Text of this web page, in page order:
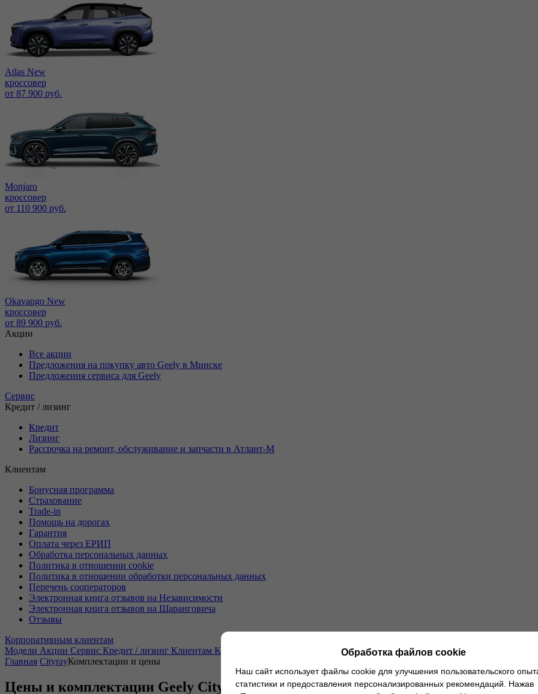
Atlas New
кроссовер
от 87 900 руб.
Monjaro
кроссовер
от 110 900 руб.
Okavango New
кроссовер
от 89 900 руб.
Акции
Все акции
Предложения на покупку авто Geely в Минске
Предложения сервиса для Geely
Сервис
Кредит / лизинг
Кредит
Лизинг
Рассрочка на ремонт, обслуживание и запчасти в Атлант-М
Клиентам
Бонусная программа
Страхование
Trade-in
Помощь на дорогах
Гарантия
Оплата через ЕРИП
Обработка персональных данных
Политика в отношении cookie
Политика в отношении обработки персональных данных
Перечень сооператоров
Электронная книга отзывов на Независимости
Электронная книга отзывов на Шаранговича
Отзывы
Корпоративным клиентам
Модели Акции Сервис Кредит / лизинг Клиентам Корпоративным клиентам О дилерских центрахНовостиРуководство по
Главная CityrayКомплектации и цены
Цены и комплектации Geely Cityray
Обработка файлов cookie
Наш сайт использует файлы cookie для улучшения пользовательского
статистики и предоставления персонализированных рекомендаций. Нажав